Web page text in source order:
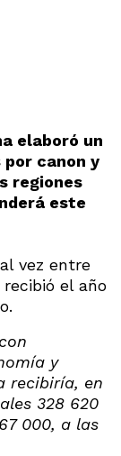
elaboró un
canon y
regiones
este
vez entre
el año
y
recibiría, en
328 620
000, a las